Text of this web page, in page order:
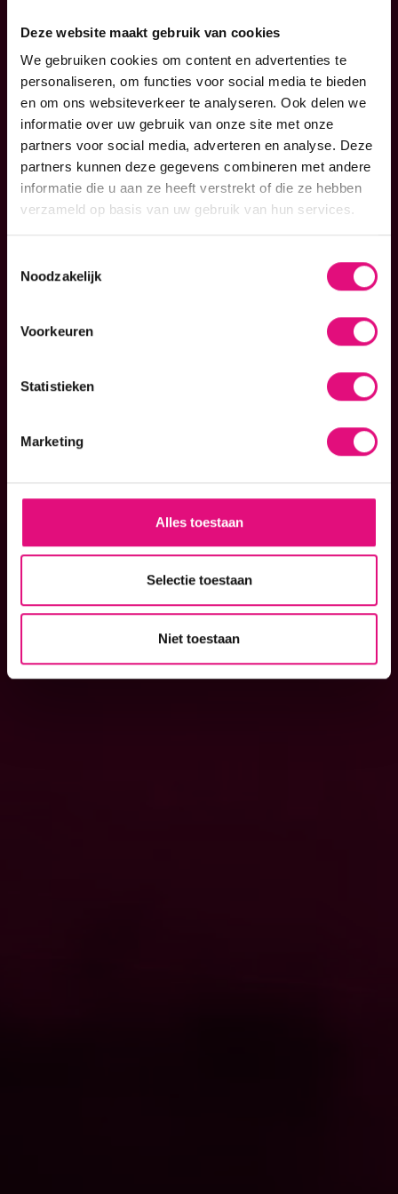
Deze website maakt gebruik van cookies
We gebruiken cookies om content en advertenties te
personaliseren, om functies voor social media te bieden
en om ons websiteverkeer te analyseren. Ook delen we
informatie over uw gebruik van onze site met onze
partners voor social media, adverteren en analyse. Deze
partners kunnen deze gegevens combineren met andere
informatie die u aan ze heeft verstrekt of die ze hebben
verzameld op basis van uw gebruik van hun services.
Noodzakelijk
Voorkeuren
Statistieken
Marketing
Alles toestaan
Selectie toestaan
Niet toestaan
Bij Emixion geloven we in de kracht van een effectieve
marketingstrategie gecombineerd met een professionele
website. Met onze Website as a Service (WaaS®) en
Marketing as a Service (MaaS®) bieden we jou de
mogelijkheid om te profiteren van de kennis en
vaardigheden van onze marketing-, design- en
development specialisten, allemaal onder één dak voor
een vast bedrag per maand zonder gedoe, mét resultaat!
our mission
the crew
vacatures
blog
ook resultaat?
contact